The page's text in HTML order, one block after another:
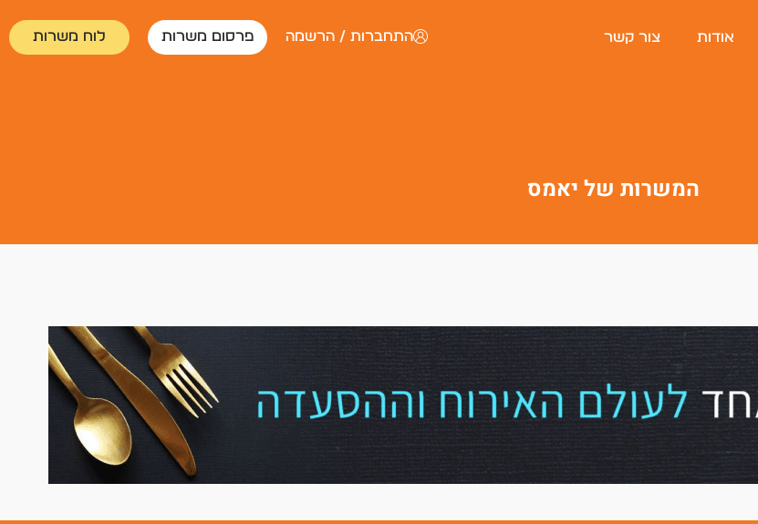
אודות צור קשר התחברות / הרשמה פרסום משרות לוח משרות
המשרות של יאמס
היי, אני סיגי
הצ'אטבוט החכמה
של ג'וב רסט.